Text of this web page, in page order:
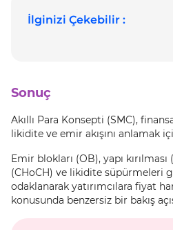
İlginizi Çekebilir :
Sonuç
Akıllı Para Konsepti (SMC),
likidite ve emir akışını anlamak
Emir blokları (OB), yapı
(CHoCH) ve likidite süpürmeleri
odaklanarak yatırımcılara fiyat
konusunda benzersiz bir bakış